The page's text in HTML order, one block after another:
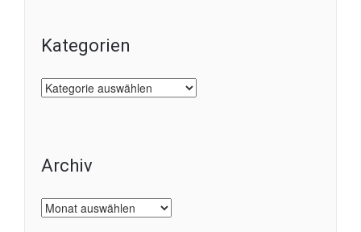
Kategorien
Kategorien
Archiv
Archiv